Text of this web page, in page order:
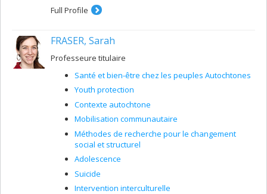
Full Profile
FRASER, Sarah
Professeure titulaire
Santé et bien-être chez les peuples Autochtones
Youth protection
Contexte autochtone
Mobilisation communautaire
Méthodes de recherche pour le changement
social et structurel
Adolescence
Suicide
Intervention interculturelle